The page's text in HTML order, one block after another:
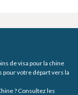
de visa pour la chine
votre départ vers la
? Consultez les